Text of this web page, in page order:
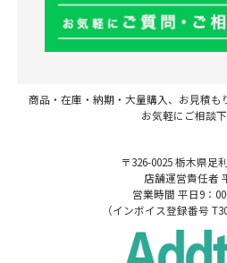
商品・在庫・納期・大量購入、お見積も
お気軽にご相談下
〒326-0025 栃木県足
店舗運営責任者
営業時間 平日9：
（インボイス登録番号